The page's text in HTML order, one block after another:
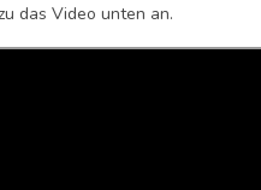
das Video unten an.